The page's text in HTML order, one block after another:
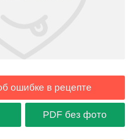
ошибке в рецепте
PDF без фото